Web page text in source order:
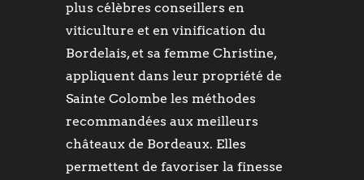
plus célèbres conseillers en
viticulture et en vinification du
Bordelais, et sa femme Christine,
appliquent dans leur propriété de
Sainte Colombe les méthodes
recommandées aux meilleurs
châteaux de Bordeaux. Elles
permettent de favoriser la finesse